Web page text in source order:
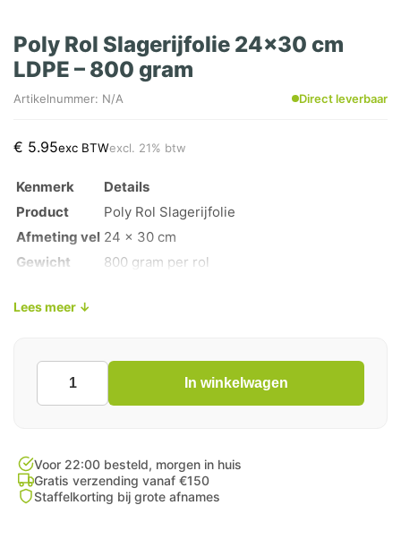
Poly Rol Slagerijfolie 24x30 cm
LDPE – 800 gram
Artikelnummer: N/A Direct leverbaar
€ 5.95exc BTWexcl. 21% btw
Kenmerk
Details
Product
Poly Rol Slagerijfolie
Afmeting vel 24 x 30 cm
Gewicht
800 gram per rol
Toepassing
Lees meer ↓
Rol
cm
LDPE
–
In winkelwagen
Voor 22:00 besteld, morgen in huis
Gratis verzending vanaf €150
Staffelkorting bij grote afnames